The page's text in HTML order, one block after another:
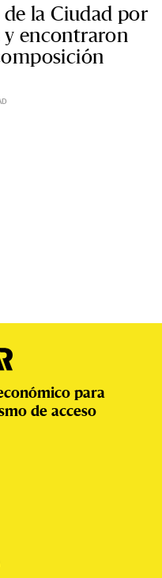
la Ciudad por
y encontraron
para
de acceso